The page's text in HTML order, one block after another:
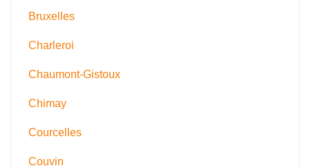
Bruxelles
Charleroi
Chaumont-Gistoux
Chimay
Courcelles
Couvin